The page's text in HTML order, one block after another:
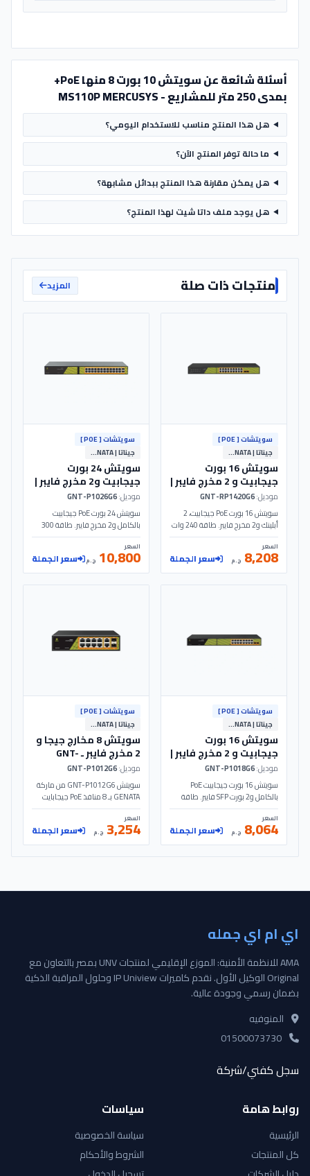
أسئلة شائعة عن سويتش 10 بورت 8 منها PoE+
بمدى 250 متر للمشاريع - MS110P MERCUSYS
هل هذا المنتج مناسب للاستخدام اليومي؟
ما حالة توفر المنتج الآن؟
هل يمكن مقارنة هذا المنتج ببدائل مشابهة؟
هل يوجد ملف داتا شيت لهذا المنتج؟
منتجات ذات صلة المزيد
سويتشات [ POE ]
جيناتا | GENATA
سويتش 16 بورت
جيجابيت و 2 مخرج فايبر |
GNT-RP1420G6 PoE -
Genata
موديل:
سويتش 16 بورت PoE جيجابيت، 2
أبلينك و2 مخرج فايبر. طاقة 240 وات
مع خاصية AI Watchdog الذكية.
مثالي لشبكات المراقبة. موديل
GNT-RP1420G6 PoE - Genata
السعر
8,208 ج.م سعر الجملة
سويتشات [ POE ]
جيناتا | GENATA
سويتش 24 بورت
جيجابيت و2 مخرج فايبر |
GNT-P1026G6 PoE -
Genata
موديل:
سويتش 24 بورت PoE جيجابيت
بالكامل و2 مخرج فايبر. طاقة 300
وات، سرعة 52Gbps، وخاصية AI
موديل GNT-P1026G6 PoE -
Genata.
السعر
10,800 ج.م سعر الجملة
سويتشات [ POE ]
جيناتا | GENATA
سويتش 16 بورت
جيجابيت و 2 مخرج فايبر |
GNT-P1018G6 PoE -
Genata
موديل:
سويتش 16 بورت جيجابيت PoE
بالكامل و2 بورت SFP فايبر. طاقة
300 وات، سرعة 36Gbps، وخاصية AI
موديل GNT-P1018G6 - Genata
السعر
8,064 ج.م سعر الجملة
سويتشات [ POE ]
جيناتا | GENATA
سويتش 8 مخارج جيجا و
2 مخرج فايبر ـ GNT-
P1012G6 PoE- Genata
موديل:
سويتش GNT-P1012G6 من ماركة
GENATA بـ 8 منافذ PoE جيجابايت
ومنفذي SFP للألياف. يدعم تقنية BT
بقوة إجمالية 120W وسرعة فائقة
الان
السعر
3,254 ج.م سعر الجملة
اي ام اي جمله
AMA للانظمة الأمنية: الموزع الإقليمي لمنتجات UNV بمصر بالتعاون مع
Original الوكيل الأول. نقدم كاميرات IP Uniview وحلول المراقبة الذكية
بضمان رسمي وجودة عالية.
المنوفيه
سجل كفني/شركة
روابط هامة
الرئيسية
كل المنتجات
سياسات
سياسة الخصوصية
الشروط والأحكام